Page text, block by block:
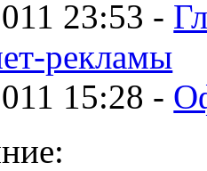
23:53 -
рекламы
15:28 -